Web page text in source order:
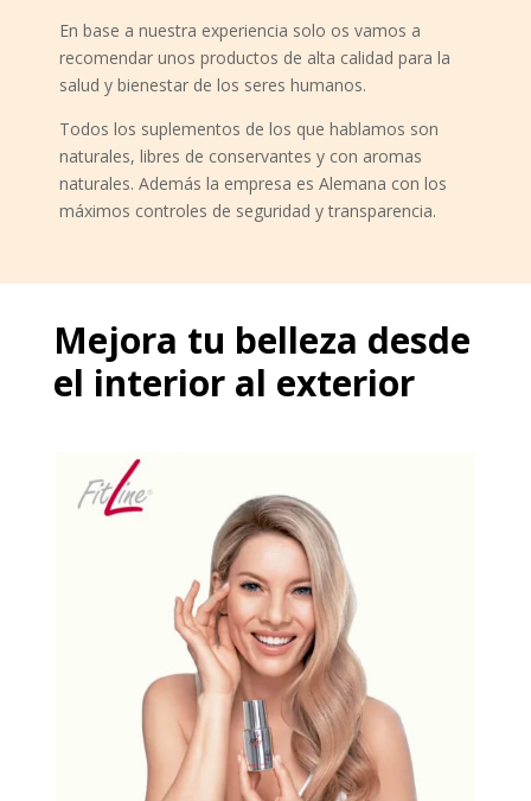
En base a nuestra experiencia solo os vamos a
recomendar unos productos de alta calidad para la
salud y bienestar de los seres humanos.
Todos los suplementos de los que hablamos son
naturales, libres de conservantes y con aromas
naturales. Además la empresa es Alemana con los
máximos controles de seguridad y transparencia.
Mejora tu belleza desde
el interior al exterior